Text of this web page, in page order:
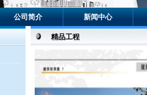
公司简介 新闻中心
精品工程